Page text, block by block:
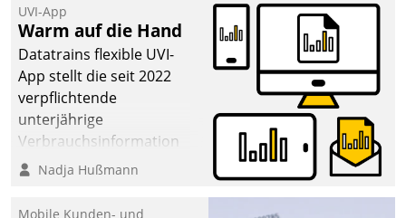
UVI-App
Warm auf die Hand
Datatrains flexible UVI-
App stellt die seit 2022
verpflichtende
unterjährige
Verbrauchsinformation
schnell, zuverlässig und
Die monatlichen
Nadja Hußmann
Mobile Kunden- und